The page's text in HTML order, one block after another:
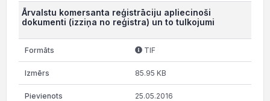
Ārvalstu komersanta reģistrāciju apliecinoši
dokumenti (izziņa no reģistra) un to tulkojumi
TIF
85.95 KB
25.05.2016